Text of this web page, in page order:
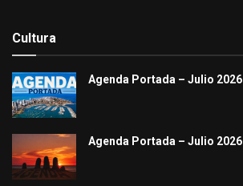
Cultura
Agenda Portada – Julio 2026
Agenda Portada – Julio 2026